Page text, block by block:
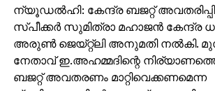
ന്യൂഡല്‍ഹി: കേന്ദ്ര ബജറ്റ്
സ്പീക്കര്‍ സുമിത്രാ മഹാജന്‍ കേന്ദ്ര
അരുണ്‍ ജെയ്റ്റ്‌ലി അനുമതി നല്‍കി.
നേതാവ് ഇ.അഹമ്മദിന്റെ
ബജറ്റ് അവതരണം മാറ്റിവെക്കണമെന്ന